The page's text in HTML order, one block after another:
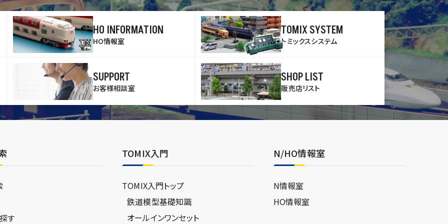
HO INFORMATION
HO情報室
TOMIX SYSTEM
トミックスシステム
SUPPORT
お客様相談室
SHOP LIST
販売店リスト
す
TOMIX入門
TOMIX入門トップ
鉄道模型基礎知識
オールインワンセット
N/HO情報室
N情報室
HO情報室